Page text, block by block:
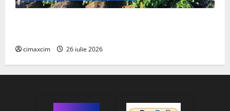
cimaxcim 26 iulie 2026